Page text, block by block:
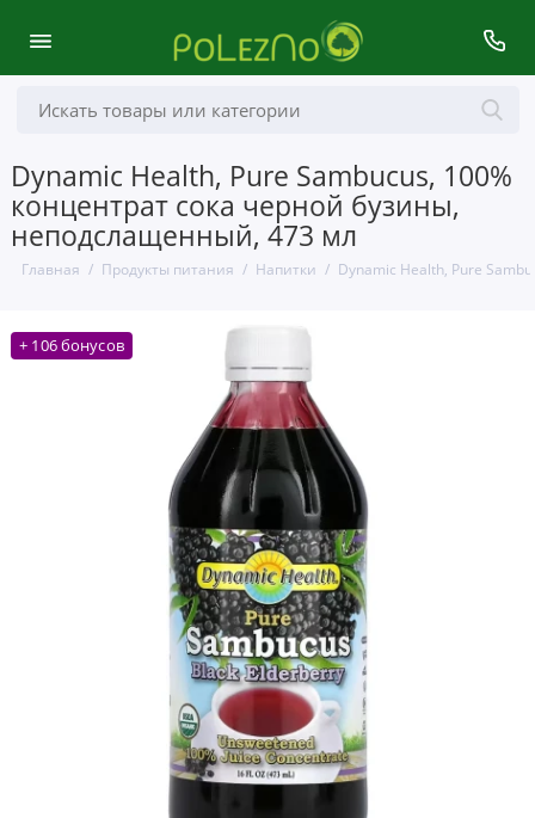
Dynamic Health, Pure Sambucus, 100%
концентрат сока черной бузины,
неподслащенный, 473 мл
Главная Продукты питания Напитки Dynamic Health, Pure
+ 106 бонусов